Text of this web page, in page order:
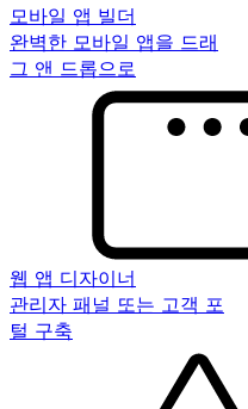
모바일 앱 빌더
완벽한 모바일 앱을 드래
그 앤 드롭으로
웹 앱 디자이너
관리자 패널 또는 고객 포
털 구축